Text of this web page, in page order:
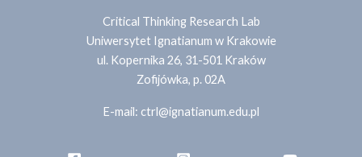
Critical Thinking Research Lab
Uniwersytet Ignatianum w Krakowie
ul. Kopernika 26, 31-501 Kraków
Zofijówka, p. 02A
E-mail: ctrl@ignatianum.edu.pl